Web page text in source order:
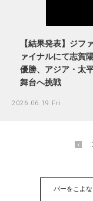
【結果発表】ジフ
ァイナルにて志賀
優勝、アジア・太
舞台へ挑戦
2026.06.19 Fri
バーをこよ